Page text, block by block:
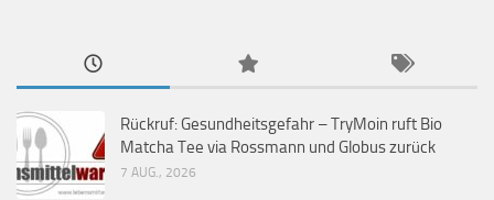
Rückruf: Gesundheitsgefahr – TryMoin ruft Bio
Matcha Tee via Rossmann und Globus zurück
7 AUG., 2026